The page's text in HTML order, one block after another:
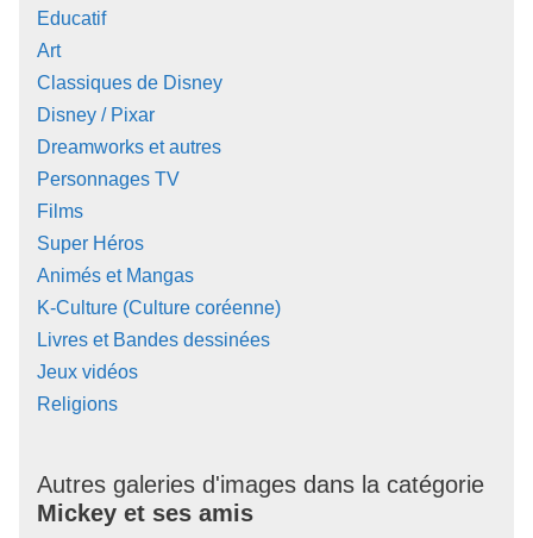
Educatif
Art
Classiques de Disney
Disney / Pixar
Dreamworks et autres
Personnages TV
Films
Super Héros
Animés et Mangas
K-Culture (Culture coréenne)
Livres et Bandes dessinées
Jeux vidéos
Religions
Autres galeries d'images dans la catégorie
Mickey et ses amis